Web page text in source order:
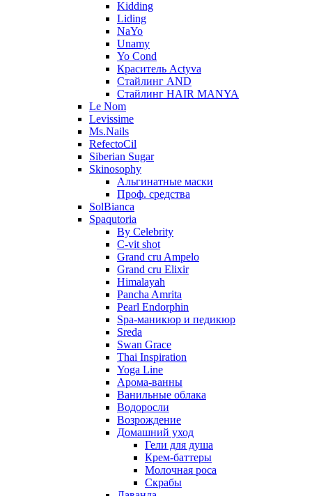
Kidding
Liding
NaYo
Unamy
Yo Cond
Краситель Actyva
Стайлинг AND
Стайлинг HAIR MANYA
Le Nom
Levissime
Ms.Nails
RefectoCil
Siberian Sugar
Skinosophy
Альгинатные маски
Проф. средства
SolBianca
Spaqutoria
By Celebrity
C-vit shot
Grand cru Ampelo
Grand сru Elixir
Himalayah
Pancha Amrita
Pearl Endorphin
Spa-маникюр и педикюр
Sreda
Swan Grace
Thai Inspiration
Yoga Line
Арома-ванны
Ванильные облака
Водоросли
Возрождение
Домашний уход
Гели для душа
Крем-баттеры
Молочная роса
Скрабы